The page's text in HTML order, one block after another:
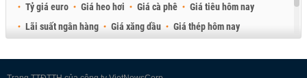
Tỷ giá euro
Giá heo hơi Giá cà phê
Giá tiêu hôm nay
Lãi suất ngân hàng
Giá xăng dầu
Giá thép hôm nay